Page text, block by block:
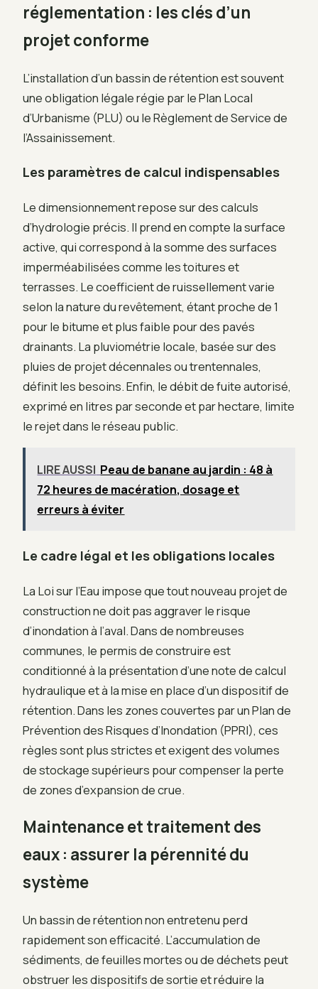
réglementation : les clés d’un
projet conforme
L’installation d’un bassin de rétention est souvent
une obligation légale régie par le Plan Local
d’Urbanisme (PLU) ou le Règlement de Service de
l’Assainissement.
Les paramètres de calcul indispensables
Le dimensionnement repose sur des calculs
d’hydrologie précis. Il prend en compte la surface
active, qui correspond à la somme des surfaces
imperméabilisées comme les toitures et
terrasses. Le coefficient de ruissellement varie
selon la nature du revêtement, étant proche de 1
pour le bitume et plus faible pour des pavés
drainants. La pluviométrie locale, basée sur des
pluies de projet décennales ou trentennales,
définit les besoins. Enfin, le débit de fuite autorisé,
exprimé en litres par seconde et par hectare, limite
le rejet dans le réseau public.
LIRE AUSSI Peau de banane au jardin : 48 à
72 heures de macération, dosage et
erreurs à éviter
Le cadre légal et les obligations locales
La Loi sur l’Eau impose que tout nouveau projet de
construction ne doit pas aggraver le risque
d’inondation à l’aval. Dans de nombreuses
communes, le permis de construire est
conditionné à la présentation d’une note de calcul
hydraulique et à la mise en place d’un dispositif de
rétention. Dans les zones couvertes par un Plan de
Prévention des Risques d’Inondation (PPRI), ces
règles sont plus strictes et exigent des volumes
de stockage supérieurs pour compenser la perte
de zones d’expansion de crue.
Maintenance et traitement des
eaux : assurer la pérennité du
système
Un bassin de rétention non entretenu perd
rapidement son efficacité. L’accumulation de
sédiments, de feuilles mortes ou de déchets peut
obstruer les dispositifs de sortie et réduire la